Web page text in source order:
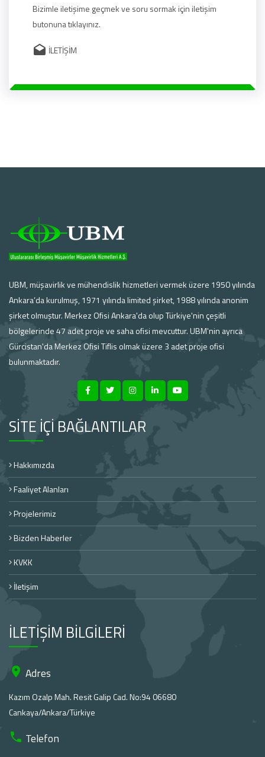
Bizimle iletişime geçmek ve soru sormak için iletişim
butonuna tıklayınız.
İLETİŞİM
UBM, müşavirlik ve mühendislik hizmetleri vermek üzere 1950 yılında
Ankara’da kurulmuş, 1971 yılında limited şirket, 1988 yılında anonim
şirket olmuştur. Merkez Ofisi Ankara'da olup Türkiye'nin çeşitli
bölgelerinde 47 adet proje ve saha ofisi mevcuttur. UBM'nin ayrıca
Gürcistan'da Merkez Ofisi Tiflis olmak üzere 3 adet proje ofisi
bulunmaktadır.
SİTE İÇİ BAĞLANTILAR
Hakkımızda
Faaliyet Alanları
Projelerimiz
Bizden Haberler
KVKK
İletişim
İLETİŞİM BİLGİLERİ
Adres
Kazım Ozalp Mah. Resit Galip Cad. No:94 06680
Cankaya/Ankara/Türkiye
Telefon